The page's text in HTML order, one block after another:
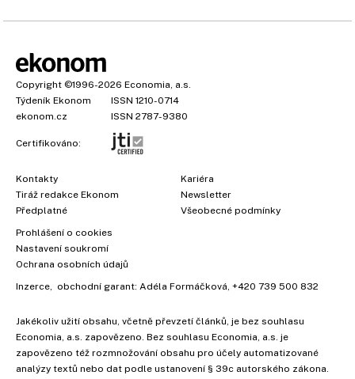
Copyright ©1996-2026 Economia, a.s.
Týdeník Ekonom
ISSN 1210-0714
ekonom.cz
ISSN 2787-9380
Certifikováno:
Kontakty
Tiráž redakce Ekonom
Předplatné
Kariéra
Newsletter
Všeobecné podmínky
Prohlášení o cookies
Nastavení soukromí
Ochrana osobních údajů
Inzerce, obchodní garant: Adéla Formáčková, +420 739 500 832
Jakékoliv užití obsahu, včetně převzetí článků, je bez souhlasu
Economia, a.s. zapovězeno. Bez souhlasu Economia, a.s. je
zapovězeno též rozmnožování obsahu pro účely automatizované
analýzy textů nebo dat podle ustanovení § 39c autorského zákona.